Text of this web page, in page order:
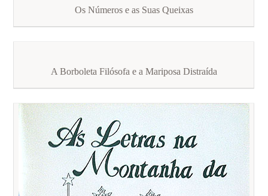
Os Números e as Suas Queixas
A Borboleta Filósofa e a Mariposa Distraída